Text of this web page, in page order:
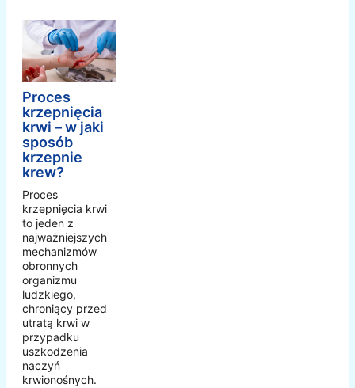
Proces
krzepnięcia
krwi – w jaki
sposób
krzepnie
krew?
Proces
krzepnięcia krwi
to jeden z
najważniejszych
mechanizmów
obronnych
organizmu
ludzkiego,
chroniący przed
utratą krwi w
przypadku
uszkodzenia
naczyń
krwionośnych.